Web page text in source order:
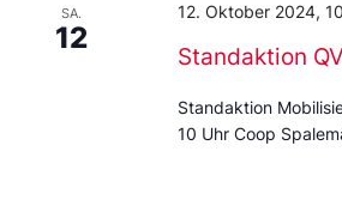
SA.
12
Standaktion
12. Oktober 2024,
Standaktion
10 Uhr Coop